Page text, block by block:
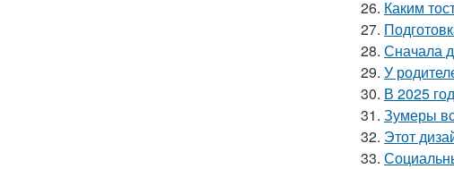
26. Каким
27.
28. Сначала
29. У
30. В 2025
31. Зумеры
32. Этот
33.